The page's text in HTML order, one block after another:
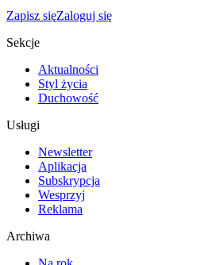
Zapisz sięZaloguj się
Sekcje
Aktualności
Styl życia
Duchowość
Usługi
Newsletter
Aplikacja
Subskrypcja
Wesprzyj
Reklama
Archiwa